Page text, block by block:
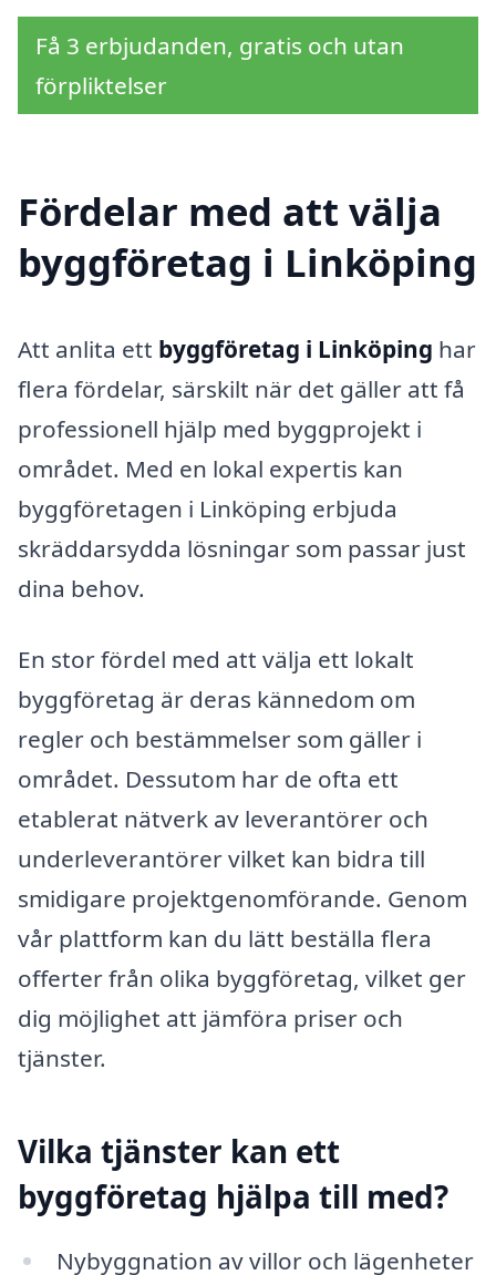
Få 3 erbjudanden, gratis och utan
förpliktelser
Fördelar med att välja
byggföretag i Linköping
Att anlita ett byggföretag i Linköping har
flera fördelar, särskilt när det gäller att få
professionell hjälp med byggprojekt i
området. Med en lokal expertis kan
byggföretagen i Linköping erbjuda
skräddarsydda lösningar som passar just
dina behov.
En stor fördel med att välja ett lokalt
byggföretag är deras kännedom om
regler och bestämmelser som gäller i
området. Dessutom har de ofta ett
etablerat nätverk av leverantörer och
underleverantörer vilket kan bidra till
smidigare projektgenomförande. Genom
vår plattform kan du lätt beställa flera
offerter från olika byggföretag, vilket ger
dig möjlighet att jämföra priser och
tjänster.
Vilka tjänster kan ett
byggföretag hjälpa till med?
Nybyggnation av villor och lägenheter